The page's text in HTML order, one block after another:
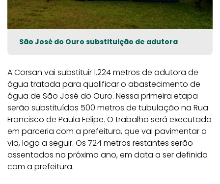
São José do Ouro substituição de adutora
A Corsan vai substituir 1.224 metros de adutora de
água tratada para qualificar o abastecimento de
água de São José do Ouro. Nessa primeira etapa
serão substituídos 500 metros de tubulação na Rua
Francisco de Paula Felipe. O trabalho será executado
em parceria com a prefeitura, que vai pavimentar a
via, logo a seguir. Os 724 metros restantes serão
assentados no próximo ano, em data a ser definida
com a prefeitura.